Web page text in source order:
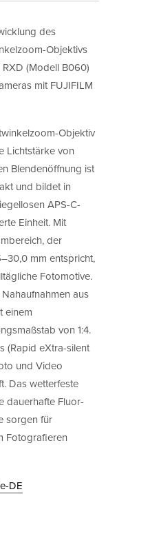
des
Objektivs
RXD (Modell B060)
mit FUJIFILM
Objektiv
Lichtstärke von
Blendenöffnung ist
und bildet in
APS-C-
Einheit. Mit
der
mm entspricht,
Fotomotive.
aus
einem
von 1:4.
(Rapid eXtra-silent
und Video
Das wetterfeste
dauerhafte Fluor-
sorgen für
Fotografieren
DE